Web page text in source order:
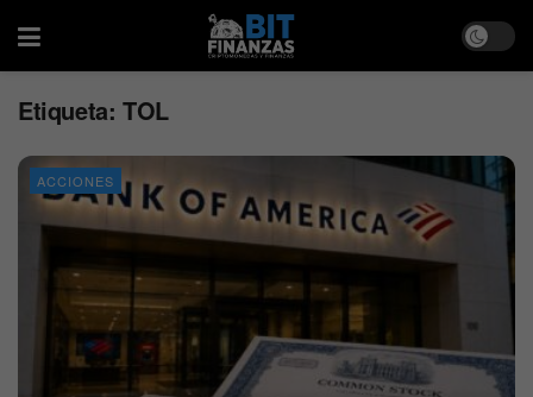
Etiqueta: TOL
ACCIONES